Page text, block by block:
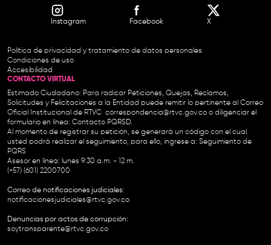
Instagram Facebook X
Política de privacidad y tratamiento de datos personales
Condiciones de uso
Accesibilidad
CONTACTO VIRTUAL
Estimado Ciudadano: Para radicar Peticiones, Quejas, Reclamos,
Solicitudes y Felicitaciones a la Entidad puede remitir lo pertinente al Correo
Oficial Institucional de RTVC correspondencia@rtvc.gov.co o diligenciar el
formulario en línea: Contacto PQRSD.
Al momento de registrar su petición, se generará un código con el cual
usted podrá realizar el seguimiento, para ello, ingrese a: Seguimiento de
PQRS
Asesor en línea: lunes 9:30 a.m. - 12 m.
(+57) (601) 2200700
Correo de notificaciones judiciales:
notificacionesjudiciales@rtvc.gov.co
Denuncias por actos de corrupción:
soytransparente@rtvc.gov.co